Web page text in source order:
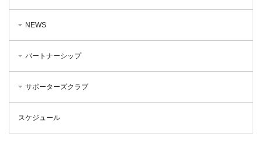
NEWS
パートナーシップ
サポーターズクラブ
スケジュール